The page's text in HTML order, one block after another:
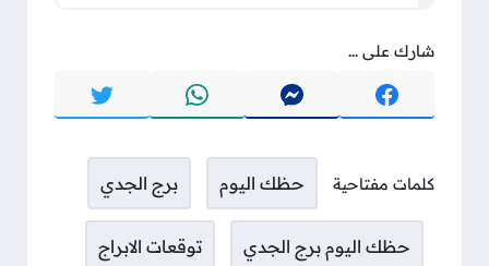
شارك على ...
كلمات مفتاحية حظك اليوم برج الجدي
حظك اليوم برج الجدي توقعات الابراج